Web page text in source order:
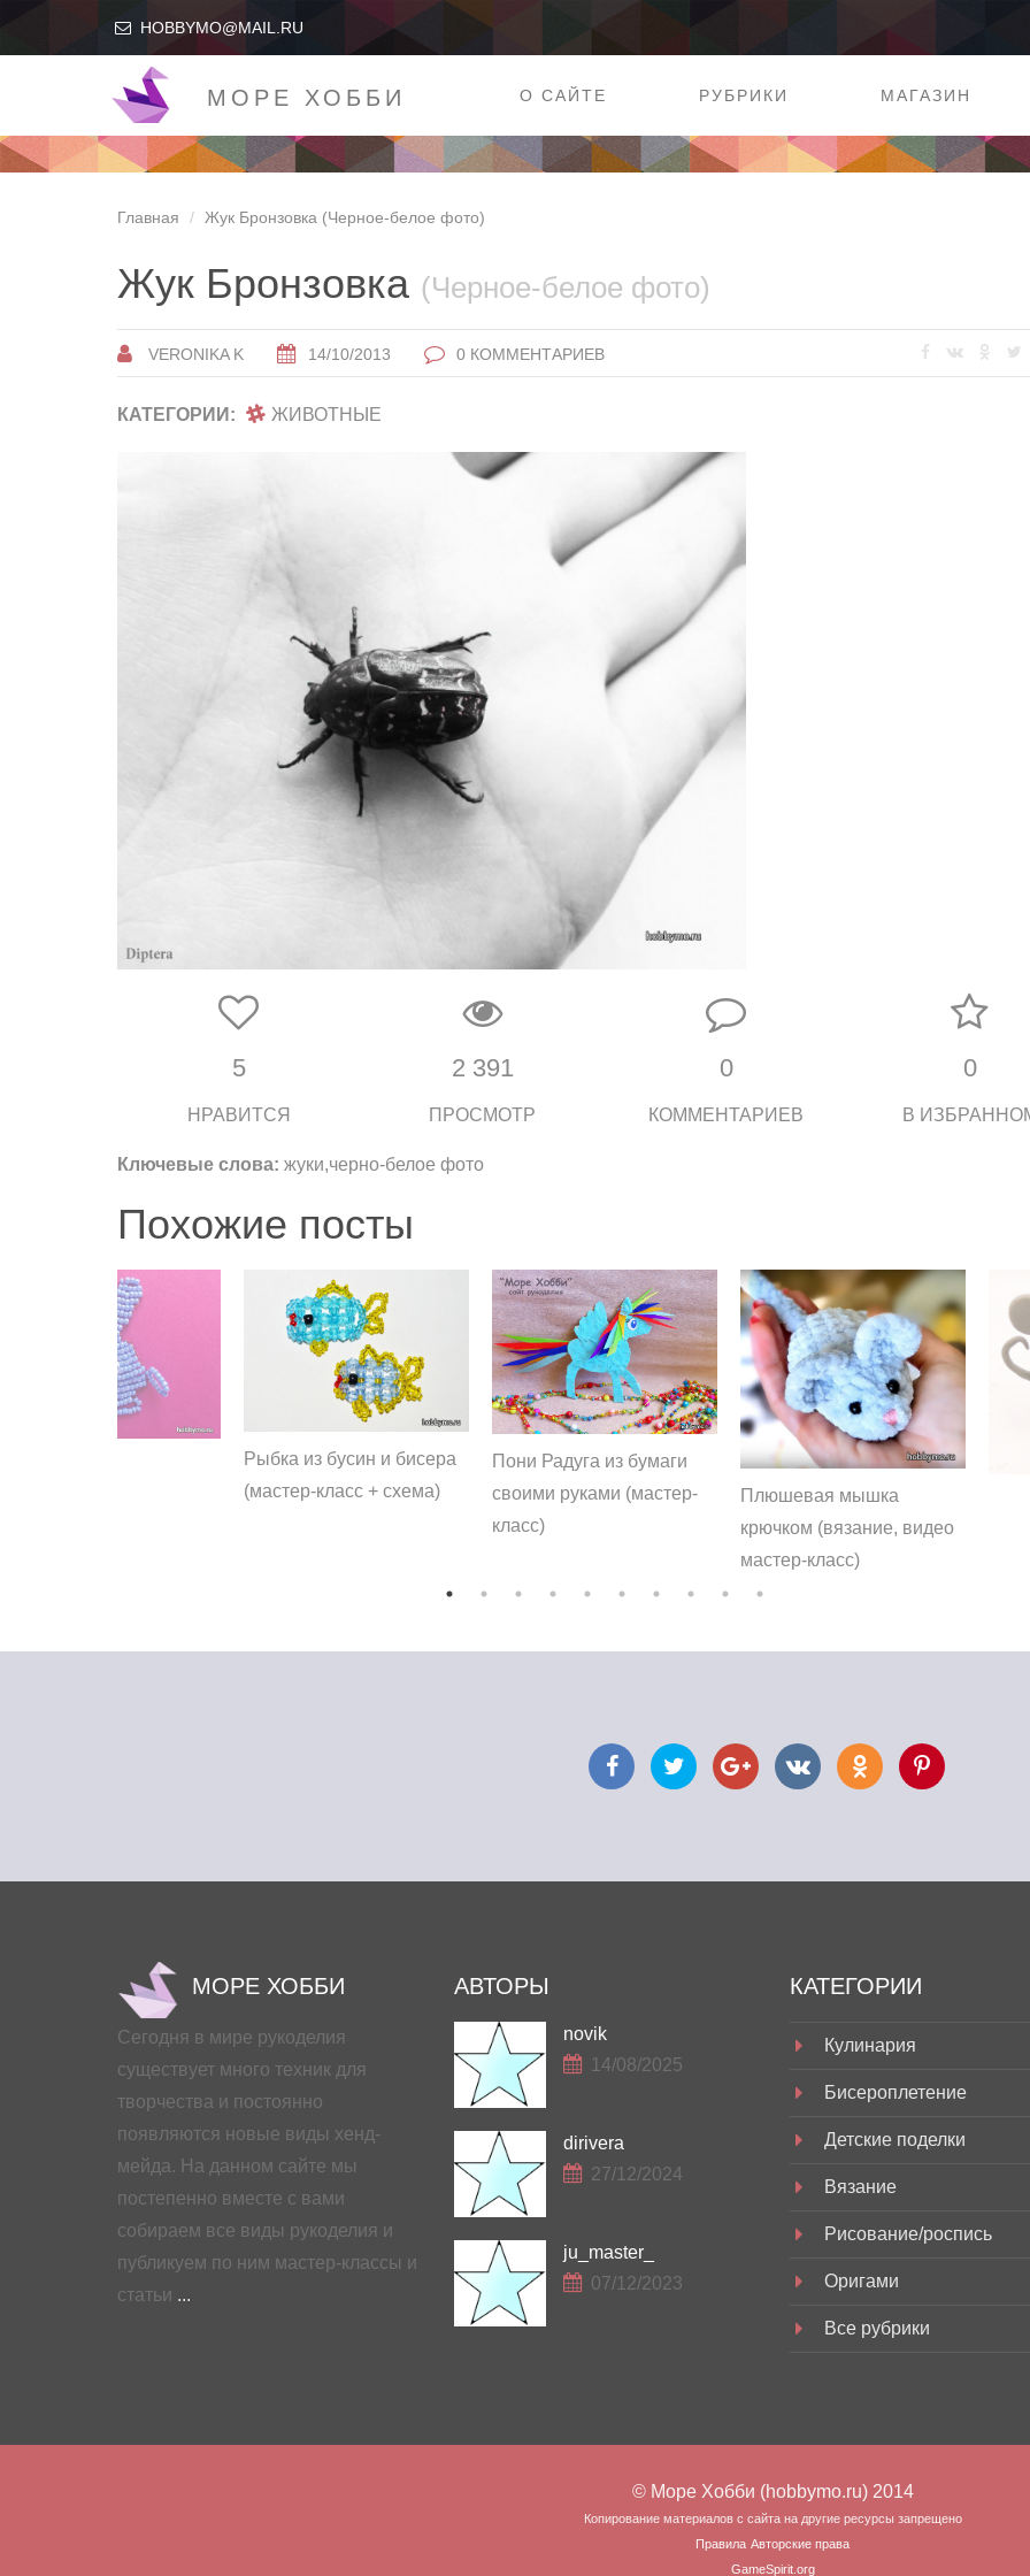
HOBBYMO@MAIL.RU
МОРЕ ХОББИ О САЙТЕ РУБРИКИ МАГАЗИН
Главная Жук Бронзовка (Черное-белое фото)
Жук Бронзовка (Черное-белое фото)
VERONIKA K 14/10/2013 0 КОММЕНТАРИЕВ
КАТЕГОРИИ: ЖИВОТНЫЕ
5
НРАВИТСЯ
2 391
ПРОСМОТР
0
КОММЕНТАРИЕВ
0
В
Ключевые слова: жуки,черно-белое фото
Похожие посты
Рыбка из бусин и бисера
(мастер-класс + схема)
Пони Радуга из бумаги
своими руками (мастер-
класс)
Плюшевая мышка
крючком (вязание, видео
мастер-класс)
МОРЕ ХОББИ
Сегодня в мире рукоделия
существует много техник для
творчества и постоянно
появляются новые виды хенд-
мейда. На данном сайте мы
постепенно вместе с вами
собираем все виды рукоделия и
публикуем по ним мастер-классы и
статьи ...
АВТОРЫ
novik
14/08/2025
dirivera
27/12/2024
ju_master_
07/12/2023
КАТЕГОРИИ
Кулинария
Бисероплетение
Детские поделки
Вязание
Рисование/роспись
Оригами
Все рубрики
© Море Хобби (hobbymo.ru) 2014
Копирование материалов с сайта на другие ресурсы запрещено
Правила Авторские права
GameSpirit.org